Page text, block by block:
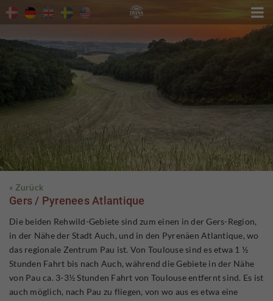

« Zurück
Gers / Pyrenees Atlantique
Die beiden Rehwild-Gebiete sind zum einen in der Gers-Region,
in der Nähe der Stadt Auch, und in den Pyrenäen Atlantique, wo
das regionale Zentrum Pau ist. Von Toulouse sind es etwa 1 ½
Stunden Fahrt bis nach Auch, während die Gebiete in der Nähe
von Pau ca. 3-3½ Stunden Fahrt von Toulouse entfernt sind. Es ist
auch möglich, nach Pau zu fliegen, von wo aus es etwa eine